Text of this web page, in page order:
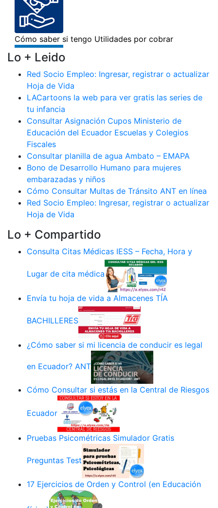
Lo + Leido
Red Socio Empleo: Ingresar, registrar o actualizar
Hoja de Vida
LACartoons la web para ver gratis las series de
tu infancia
Consultar Asignación Cupos Ministerio de
Educación del Ecuador Escuelas y Colegios
Fiscales
Consultar planilla de agua Ambato – EMAPA
Bono de Desarrollo Humano para mujeres
embarazadas y niños
Cómo Consultar Multas de Tránsito ANT en línea
Red Socio Empleo: Ingresar, registrar o actualizar
Hoja de Vida
Lo + Compartido
Consulta Citas Médicas IESS – Fecha, Hora y
Lugar de cita médica
Envía tu hoja de vida a Almacenes TÍA
BACHILLERES
¿Cómo saber si mi licencia de conducir es legal
en Ecuador? ANT
Cómo Consultar si estás en la Central de Riesgos
Ecuador
Pruebas Psicométricas Simulador Gratis
Preguntas Test
17 Ejercicios de Orden y Control (en Educación